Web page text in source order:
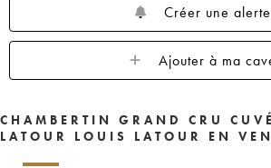
Créer une alerte
Ajouter à ma
CHAMBERTIN GRAND CRU
LATOUR LOUIS LATOUR EN